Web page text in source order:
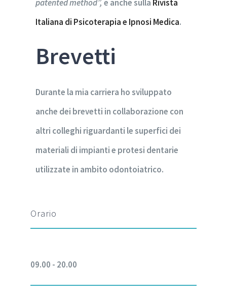
patented method”, e anche sulla Rivista
Italiana di Psicoterapia e Ipnosi Medica.
Brevetti
Durante la mia carriera ho sviluppato
anche dei brevetti in collaborazione con
altri colleghi riguardanti le superfici dei
materiali di impianti e protesi dentarie
utilizzate in ambito odontoiatrico.
Orario
09.00 - 20.00